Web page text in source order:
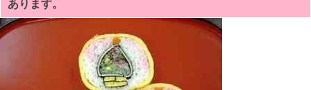
ず
し
教
室
メ」
と
あります。